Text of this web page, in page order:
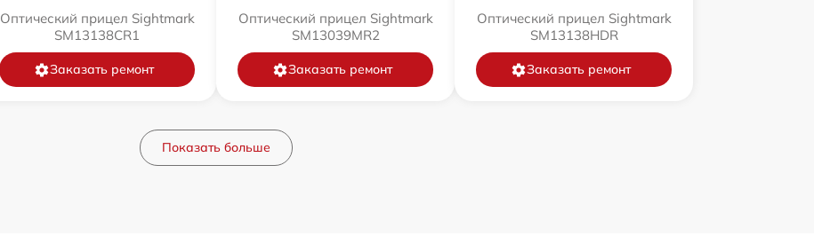
Оптический прицел Sightmark
SM13138CR1
Заказать ремонт
Оптический прицел Sightmark
SM13039MR2
Заказать ремонт
Оптический прицел Sightmark
SM13138HDR
Заказать ремонт
Показать больше